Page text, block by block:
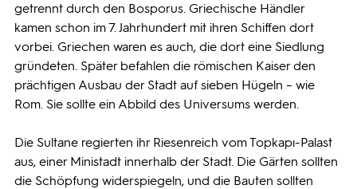
getrennt durch den Bosporus. Griechische Händler
kamen schon im 7. Jahrhundert mit ihren Schiffen dort
vorbei. Griechen waren es auch, die dort eine Siedlung
gründeten. Später befahlen die römischen Kaiser den
prächtigen Ausbau der Stadt auf sieben Hügeln – wie
Rom. Sie sollte ein Abbild des Universums werden.
Die Sultane regierten ihr Riesenreich vom Topkapı-Palast
aus, einer Ministadt innerhalb der Stadt. Die Gärten sollten
die Schöpfung widerspiegeln, und die Bauten sollten